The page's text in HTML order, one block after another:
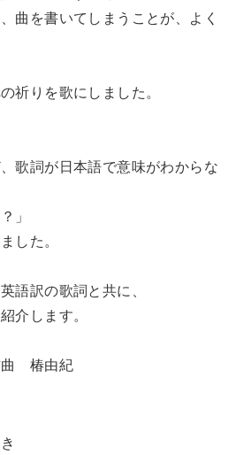
曲を書いてしまうことが、よく
祈りを歌にしました。
歌詞が日本語で意味がわからな
」
した。
語訳の歌詞と共に、
介します。
椿由紀